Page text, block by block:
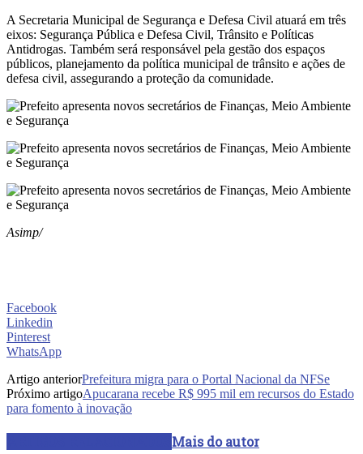
A Secretaria Municipal de Segurança e Defesa Civil atuará em três
eixos: Segurança Pública e Defesa Civil, Trânsito e Políticas
Antidrogas. Também será responsável pela gestão dos espaços
públicos, planejamento da política municipal de trânsito e ações de
defesa civil, assegurando a proteção da comunidade.
Asimp/
Facebook
Linkedin
Pinterest
WhatsApp
Artigo anteriorPrefeitura migra para o Portal Nacional da NFSe
Próximo artigoApucarana recebe R$ 995 mil em recursos do Estado
para fomento à inovação
Mais do autor